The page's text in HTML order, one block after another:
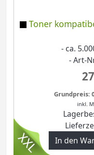
Toner
- ca.
- Art-
Grundpreis:
inkl.
In den